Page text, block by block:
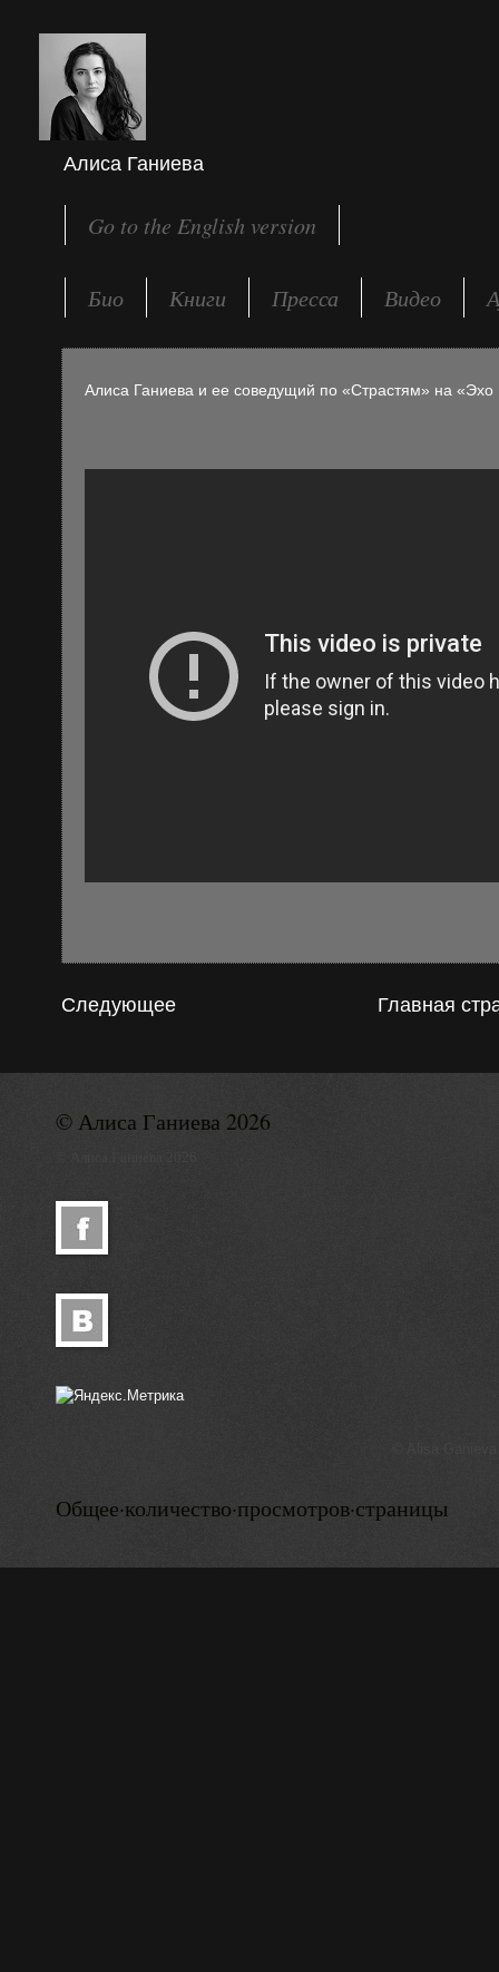
Алиса Ганиева
Go to the English version
Био Книги Пресса Видео
Алиса Ганиева и ее соведущий по «Страстям» на «Эхо
Следующее Главная
© Алиса Ганиева 2026
Общее·количество·просмотров·страницы